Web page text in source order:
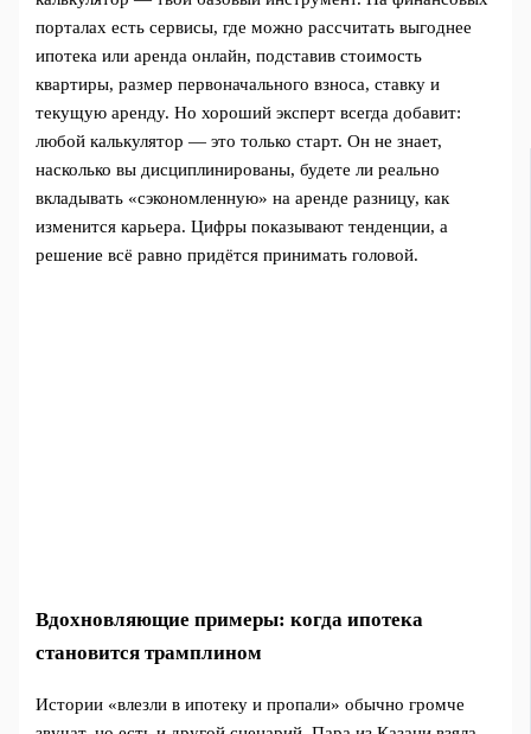
порталах есть сервисы, где можно рассчитать выгоднее
ипотека или аренда онлайн, подставив стоимость
квартиры, размер первоначального взноса, ставку и
текущую аренду. Но хороший эксперт всегда добавит:
любой калькулятор — это только старт. Он не знает,
насколько вы дисциплинированы, будете ли реально
вкладывать «сэкономленную» на аренде разницу, как
изменится карьера. Цифры показывают тенденции, а
решение всё равно придётся принимать головой.
Вдохновляющие примеры: когда ипотека
становится трамплином
Истории «влезли в ипотеку и пропали» обычно громче